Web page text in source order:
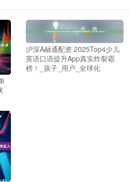
沪深A融通配资 2025Top4少儿
英语口语提升App真实炸裂霸
榜！_孩子_用户_全球化